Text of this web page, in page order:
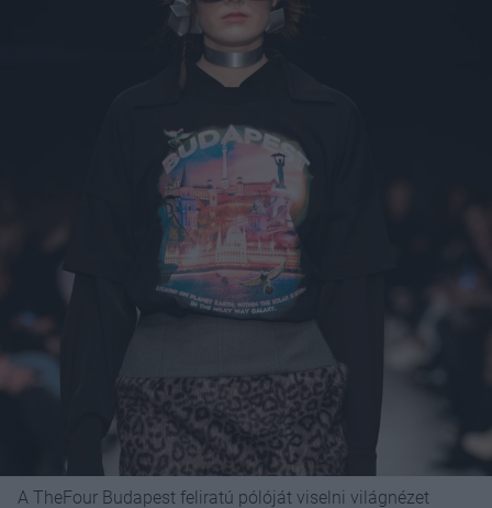
A TheFour Budapest feliratú pólóját viselni világnézet